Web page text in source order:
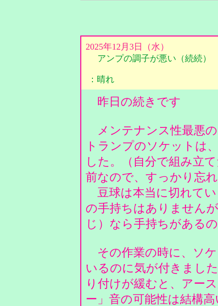
2025年12月3日（水）
アンプの調子が悪い（続続）
：晴れ
昨日の続きです
メンテナンス性最悪
トランプのソケットは
した。（自分で組み立
前なので、すっかり忘
豆球は本当に切れて
の手持ちはありません
じ）なら手持ちがある
その作業の時に、ソ
いるのに気が付きまし
り付けが緩むと、アー
ー」音の可能性は結構